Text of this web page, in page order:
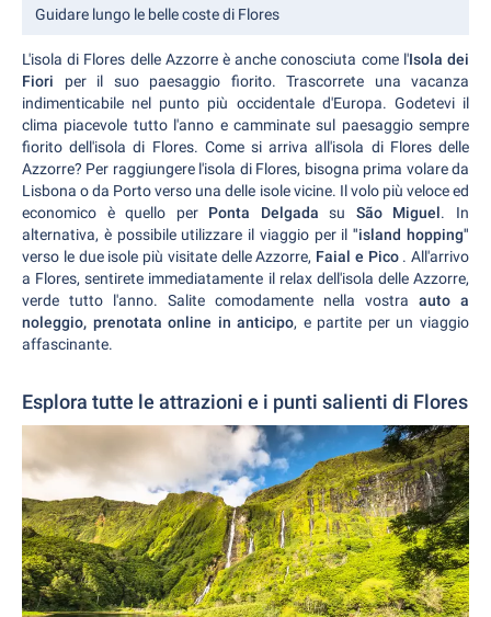
Guidare lungo le belle coste di Flores
L'isola di Flores delle Azzorre è anche conosciuta come l'Isola dei
Fiori per il suo paesaggio fiorito. Trascorrete una vacanza
indimenticabile nel punto più occidentale d'Europa. Godetevi il
clima piacevole tutto l'anno e camminate sul paesaggio sempre
fiorito dell'isola di Flores. Come si arriva all'isola di Flores delle
Azzorre? Per raggiungere l'isola di Flores, bisogna prima volare da
Lisbona o da Porto verso una delle isole vicine. Il volo più veloce ed
economico è quello perPonta Delgadasu São Miguel. In
alternativa, è possibile utilizzare il viaggio per il"island hopping"
verso le due isole più visitate delle Azzorre, Faial e Pico . All'arrivo
a Flores, sentirete immediatamente il relax dell'isola delle Azzorre,
verde tutto l'anno. Salite comodamente nella vostra auto a
noleggio, prenotata online in anticipo, e partite per un viaggio
affascinante.
Esplora tutte le attrazioni e i punti salienti di Flores